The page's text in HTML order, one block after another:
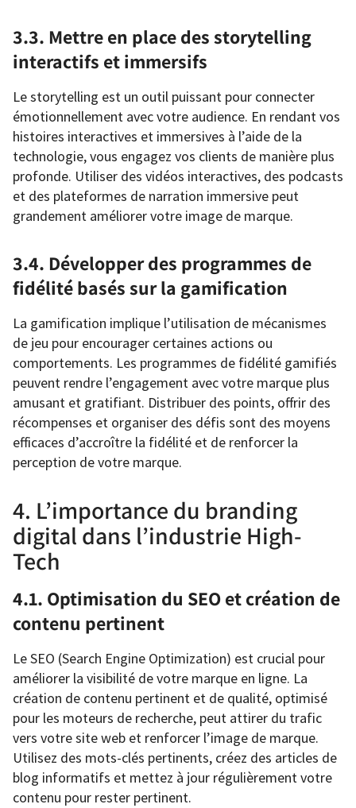
3.3. Mettre en place des storytelling
interactifs et immersifs
Le storytelling est un outil puissant pour connecter
émotionnellement avec votre audience. En rendant vos
histoires interactives et immersives à l’aide de la
technologie, vous engagez vos clients de manière plus
profonde. Utiliser des vidéos interactives, des podcasts
et des plateformes de narration immersive peut
grandement améliorer votre image de marque.
3.4. Développer des programmes de
fidélité basés sur la gamification
La gamification implique l’utilisation de mécanismes
de jeu pour encourager certaines actions ou
comportements. Les programmes de fidélité gamifiés
peuvent rendre l’engagement avec votre marque plus
amusant et gratifiant. Distribuer des points, offrir des
récompenses et organiser des défis sont des moyens
efficaces d’accroître la fidélité et de renforcer la
perception de votre marque.
4. L’importance du branding
digital dans l’industrie High-
Tech
4.1. Optimisation du SEO et création de
contenu pertinent
Le SEO (Search Engine Optimization) est crucial pour
améliorer la visibilité de votre marque en ligne. La
création de contenu pertinent et de qualité, optimisé
pour les moteurs de recherche, peut attirer du trafic
vers votre site web et renforcer l’image de marque.
Utilisez des mots-clés pertinents, créez des articles de
blog informatifs et mettez à jour régulièrement votre
contenu pour rester pertinent.